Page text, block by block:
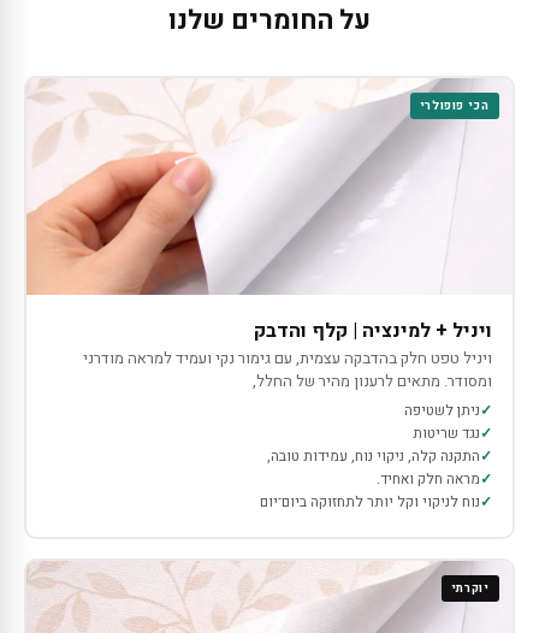
על החומרים שלנו
הכי פופולרי
ויניל + למינציה | קלף והדבק
ויניל טפט חלק בהדבקה עצמית, עם גימור נקי ועמיד למראה מודרני
ומסודר. מתאים לרענון מהיר של החלל,
ניתן לשטיפה
נגד שריטות
התקנה קלה, ניקוי נוח, עמידות טובה,
מראה חלק ואחיד.
נוח לניקוי וקל יותר לתחזוקה ביום־יום
יוקרתי